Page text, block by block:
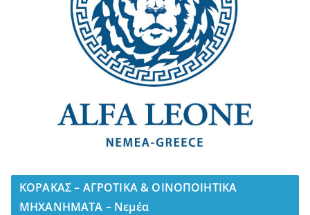
ΚΟΡΑΚΑΣ – ΑΓΡΟΤΙΚΑ & ΟΙΝΟΠΟΙΗΤΙΚΑ
ΜΗΧΑΝΗΜΑΤΑ – Νεμέα